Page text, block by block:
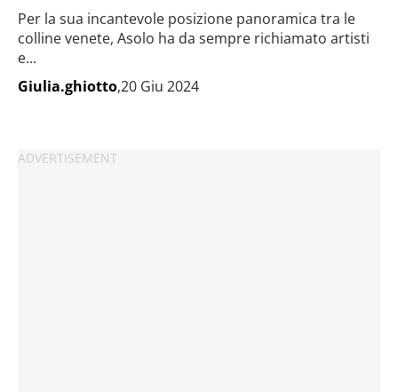
Per la sua incantevole posizione panoramica tra le
colline venete, Asolo ha da sempre richiamato artisti
e...
Giulia.ghiotto,20 Giu 2024